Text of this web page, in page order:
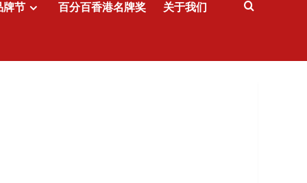
牌节 百分百香港名牌奖 关于我们